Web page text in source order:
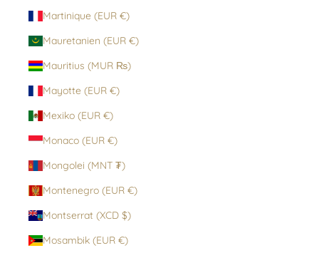
Martinique (EUR €)
Mauretanien (EUR €)
Mauritius (MUR ₨)
Mayotte (EUR €)
Mexiko (EUR €)
Monaco (EUR €)
Mongolei (MNT ₮)
Montenegro (EUR €)
Montserrat (XCD $)
Mosambik (EUR €)